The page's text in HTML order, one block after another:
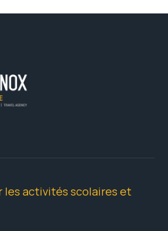
les activités scolaires et